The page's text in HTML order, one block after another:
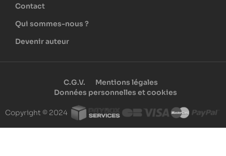
Contact
Qui sommes-nous ?
Devenir auteur
C.G.V.
Mentions légales
Données personnelles et cookies
Copyright © 2024